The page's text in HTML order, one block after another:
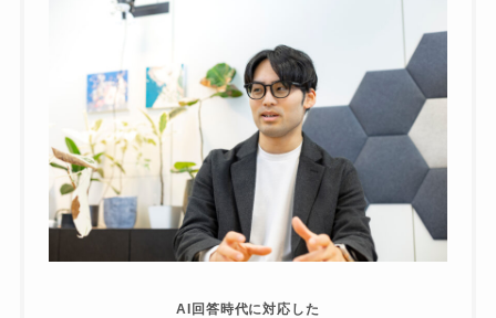
AI回答時代に対応した